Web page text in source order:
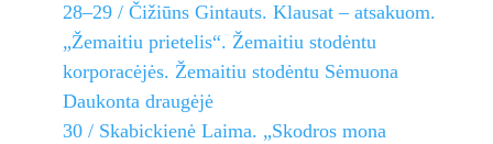
28–29 / Čižiūns Gintauts. Klausat – atsakuom.
„Žemaitiu prietelis“. Žemaitiu stodėntu
korporacėjės. Žemaitiu stodėntu Sėmuona
Daukonta draugėjė
30 / Skabickienė Laima. „Skodros mona